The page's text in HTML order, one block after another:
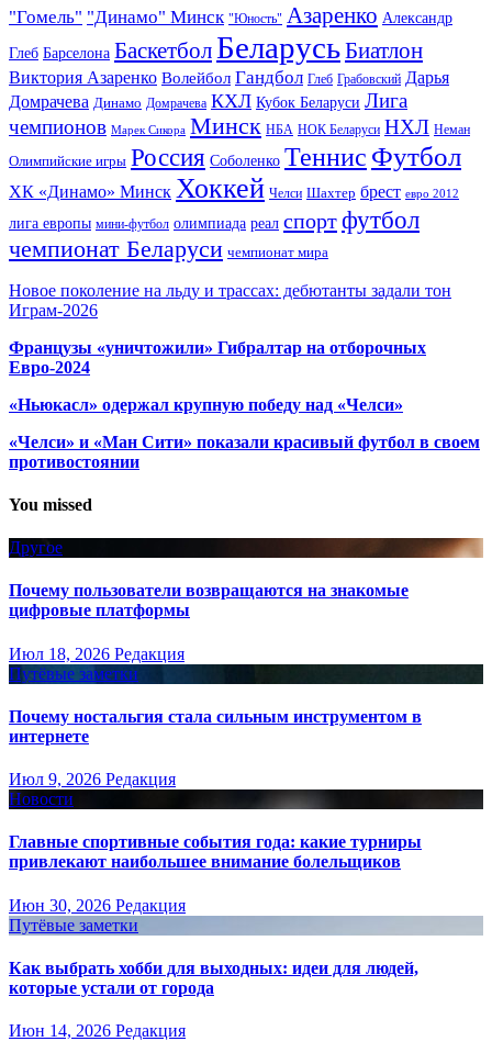
"Гомель" "Динамо" Минск "Юность" Азаренко Александр
Глеб Барселона Баскетбол БеларусьБиатлон
Виктория Азаренко Волейбол Гандбол Глеб Грабовский Дарья
Домрачева Динамо Домрачева КХЛ Кубок Беларуси Лига
чемпионов Марек Сикора Минск НБА НОК Беларуси НХЛ Неман
Олимпийские игры Россия Соболенко Теннис Футбол
ХК «Динамо» Минск Хоккей Челси Шахтер брест евро 2012
лига европы мини-футбол олимпиада реал спортфутбол
чемпионат Беларуси чемпионат мира
Новое поколение на льду и трассах: дебютанты задали тон
Играм-2026
Французы «уничтожили» Гибралтар на отборочных
Евро-2024
«Ньюкасл» одержал крупную победу над «Челси»
«Челси» и «Ман Сити» показали красивый футбол в своем
противостоянии
You missed
Другое
Почему пользователи возвращаются на знакомые
цифровые платформы
Июл 18, 2026 Редакция
Путёвые заметки
Почему ностальгия стала сильным инструментом в
интернете
Июл 9, 2026 Редакция
Новости
Главные спортивные события года: какие турниры
привлекают наибольшее внимание болельщиков
Июн 30, 2026 Редакция
Путёвые заметки
Как выбрать хобби для выходных: идеи для людей,
которые устали от города
Июн 14, 2026 Редакция